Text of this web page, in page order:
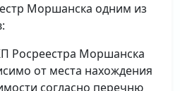
Моршанска одним из
Росреестра Моршанска
от места нахождения
согласно перечню